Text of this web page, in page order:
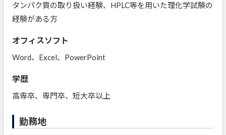
タンパク質の取り扱い経験、HPLC等を用いた理化学試験の
経験がある方
オフィスソフト
Word、Excel、PowerPoint
学歴
高専卒、専門卒、短大卒以上
勤務地